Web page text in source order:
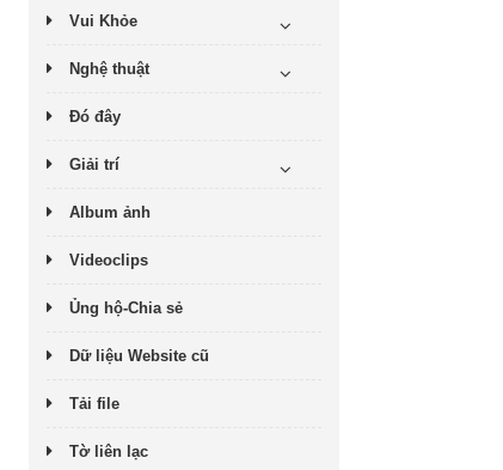
Vui Khỏe
Nghệ thuật
Đó đây
Giải trí
Album ảnh
Videoclips
Ủng hộ-Chia sẻ
Dữ liệu Website cũ
Tải file
Tờ liên lạc